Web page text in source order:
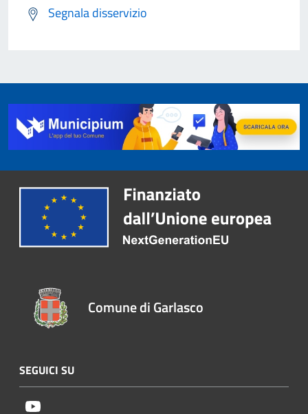
Segnala disservizio
Comune di Garlasco
SEGUICI SU